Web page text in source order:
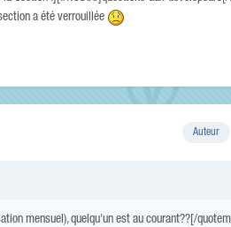
a été verrouillée
Auteur
mensuel), quelqu'un est au courant??[/